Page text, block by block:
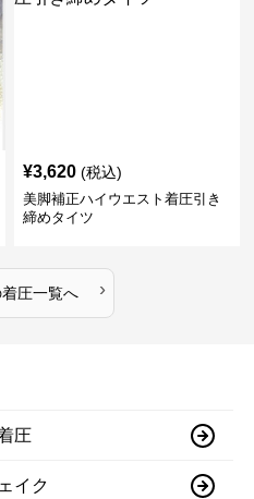
¥3,620 (税込)
美脚補正ハイウエスト着圧引き
締めタイツ
着圧一覧へ ›
圧
イク